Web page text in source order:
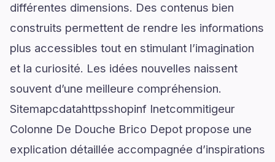
différentes dimensions. Des contenus bien
construits permettent de rendre les informations
plus accessibles tout en stimulant l’imagination
et la curiosité. Les idées nouvelles naissent
souvent d’une meilleure compréhension.
Sitemapcdatahttpsshopinf Inetcommitigeur
Colonne De Douche Brico Depot propose une
explication détaillée accompagnée d’inspirations